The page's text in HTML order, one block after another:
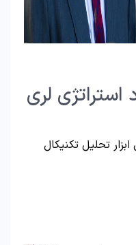
استراتژی لری
تحلیل تکنیکال